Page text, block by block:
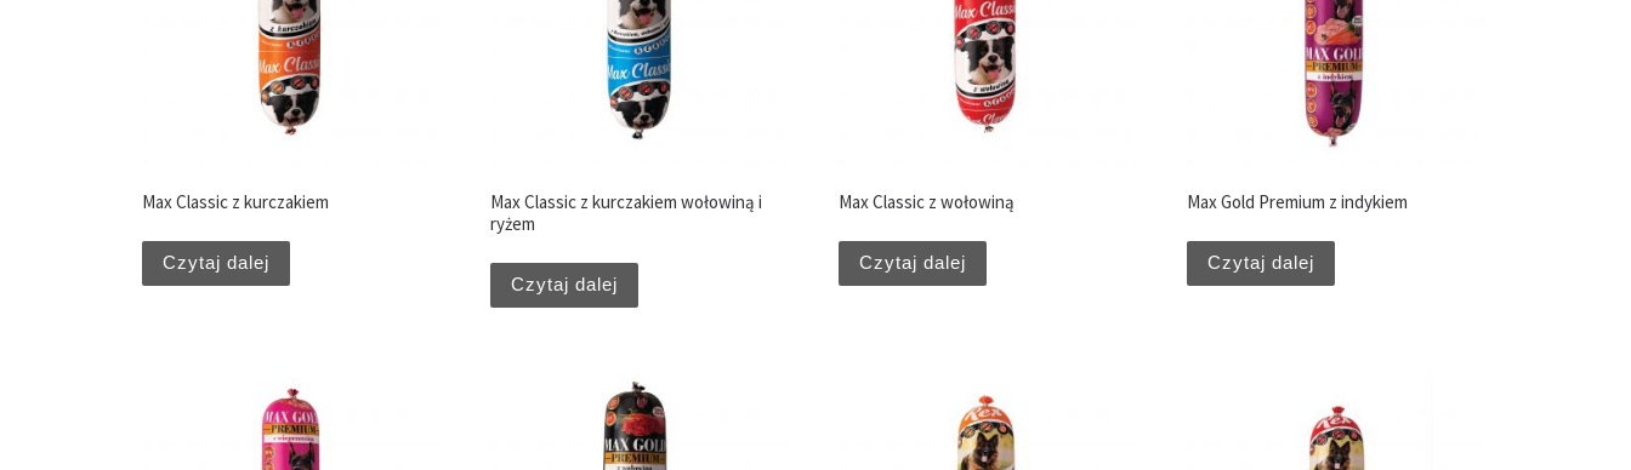
Max Classic z kurczakiem
Czytaj dalej
Max Classic z kurczakiem wołowiną i
ryżem
Czytaj dalej
Max Classic z wołowiną
Czytaj dalej
Max Gold Premium z indykiem
Czytaj dalej